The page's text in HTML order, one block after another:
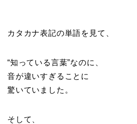
カタカナ表記の単語を見て、
“知っている言葉”なのに、
音が違いすぎることに
驚いていました。
そして、